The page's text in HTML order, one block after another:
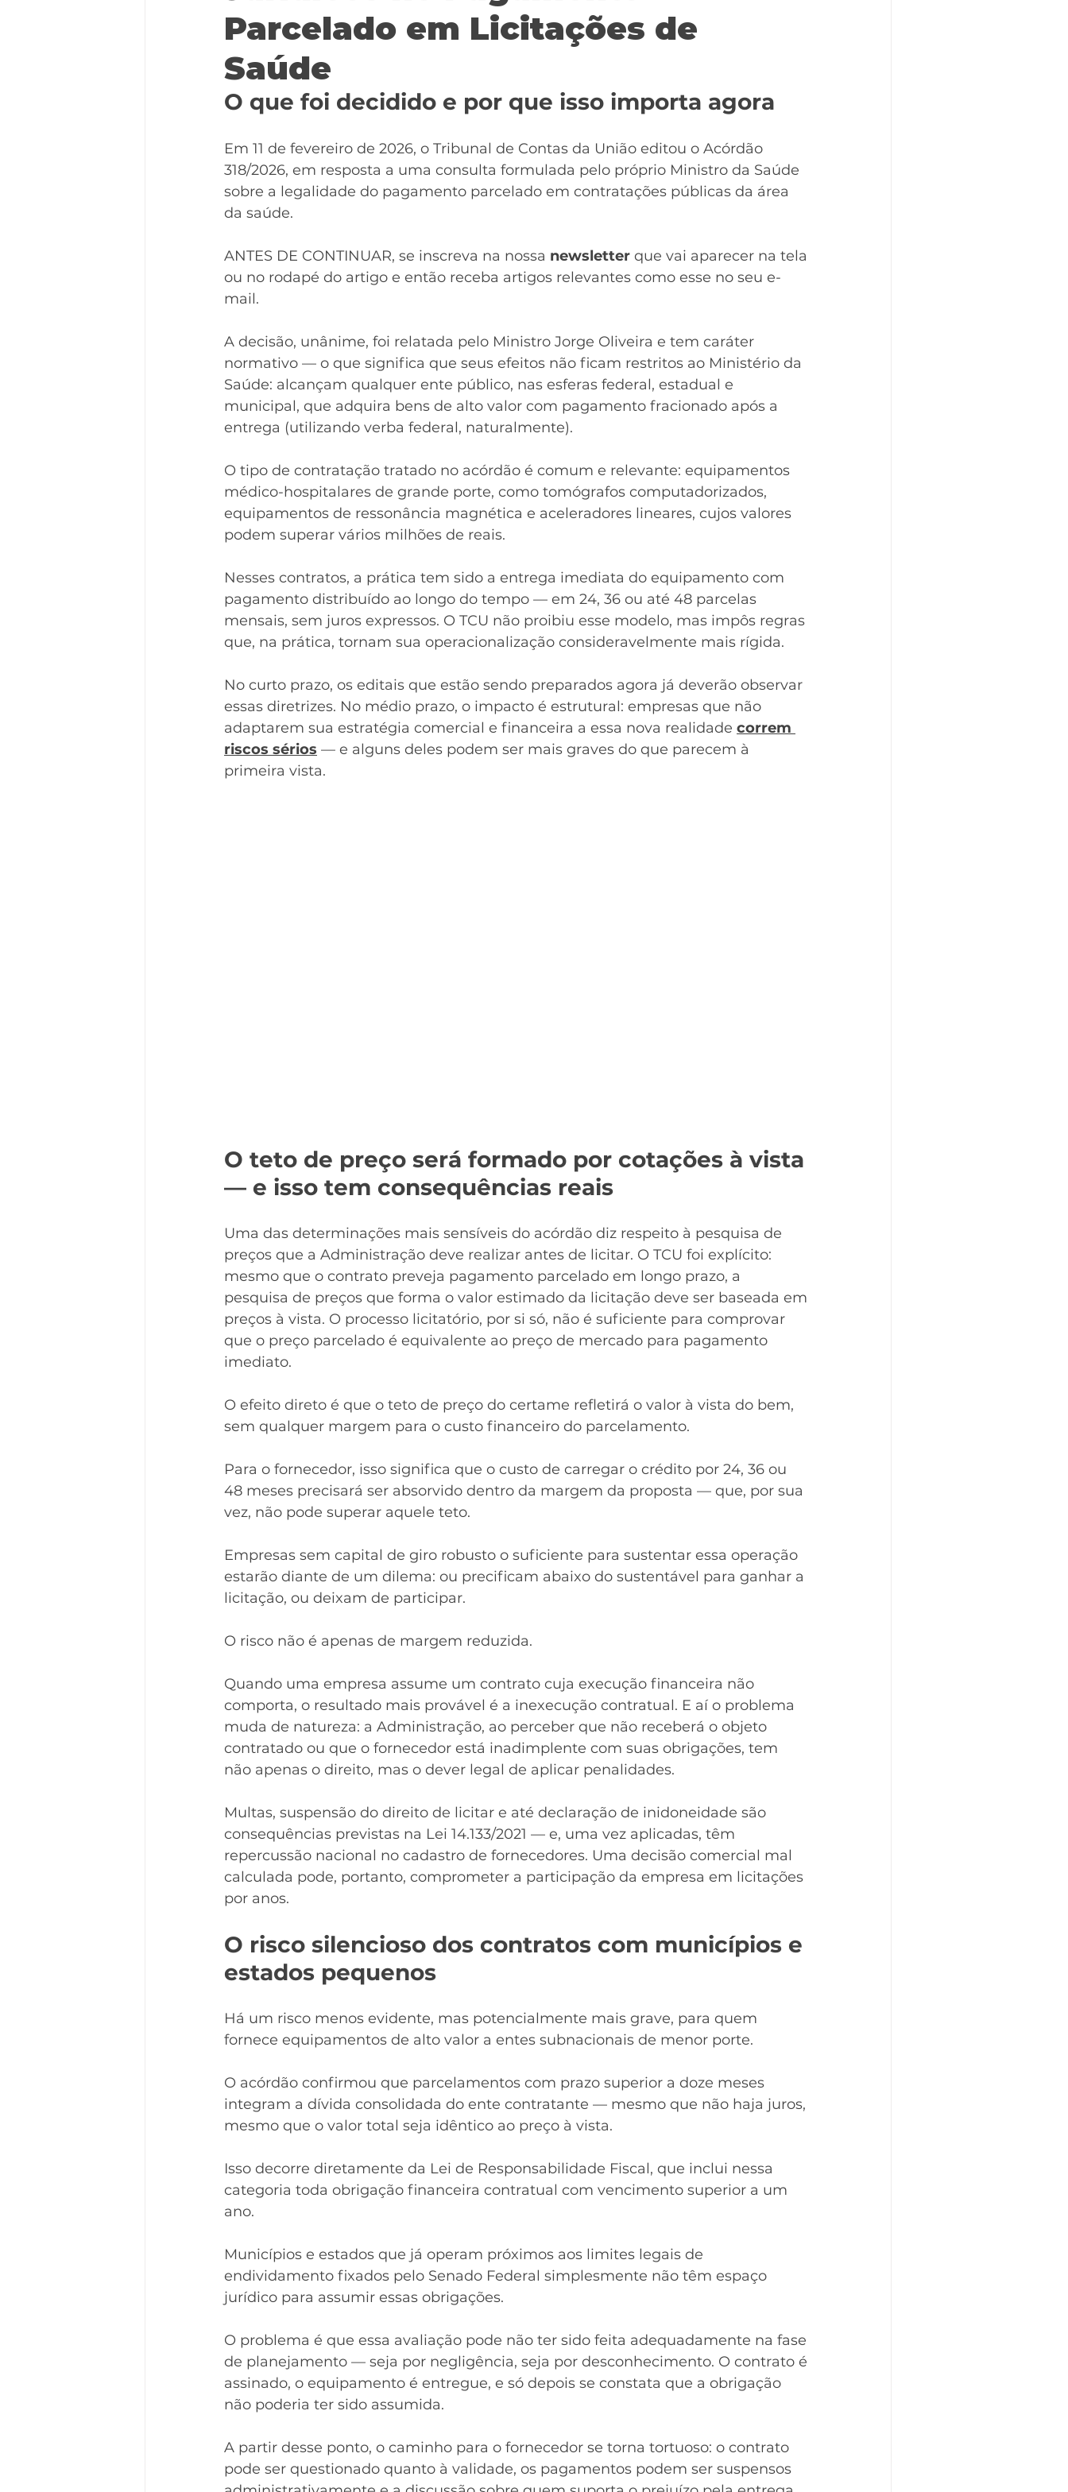
Parcelado em Licitações de
Saúde
O que foi decidido e por que isso importa agora
Em 11 de fevereiro de 2026, o Tribunal de Contas da União editou o Acórdão
318/2026, em resposta a uma consulta formulada pelo próprio Ministro da Saúde
sobre a legalidade do pagamento parcelado em contratações públicas da área
da saúde.
ANTES DE CONTINUAR, se inscreva na nossa newsletter que vai aparecer na tela
ou no rodapé do artigo e então receba artigos relevantes como esse no seu e-
mail.
A decisão, unânime, foi relatada pelo Ministro Jorge Oliveira e tem caráter
normativo — o que significa que seus efeitos não ficam restritos ao Ministério da
Saúde: alcançam qualquer ente público, nas esferas federal, estadual e
municipal, que adquira bens de alto valor com pagamento fracionado após a
entrega (utilizando verba federal, naturalmente).
O tipo de contratação tratado no acórdão é comum e relevante: equipamentos
médico-hospitalares de grande porte, como tomógrafos computadorizados,
equipamentos de ressonância magnética e aceleradores lineares, cujos valores
podem superar vários milhões de reais.
Nesses contratos, a prática tem sido a entrega imediata do equipamento com
pagamento distribuído ao longo do tempo — em 24, 36 ou até 48 parcelas
mensais, sem juros expressos. O TCU não proibiu esse modelo, mas impôs regras
que, na prática, tornam sua operacionalização consideravelmente mais rígida.
No curto prazo, os editais que estão sendo preparados agora já deverão observar
essas diretrizes. No médio prazo, o impacto é estrutural: empresas que não
adaptarem sua estratégia comercial e financeira a essa nova realidade correm
riscos sérios — e alguns deles podem ser mais graves do que parecem à
primeira vista.
O teto de preço será formado por cotações à vista
— e isso tem consequências reais
Uma das determinações mais sensíveis do acórdão diz respeito à pesquisa de
preços que a Administração deve realizar antes de licitar. O TCU foi explícito:
mesmo que o contrato preveja pagamento parcelado em longo prazo, a
pesquisa de preços que forma o valor estimado da licitação deve ser baseada em
preços à vista. O processo licitatório, por si só, não é suficiente para comprovar
que o preço parcelado é equivalente ao preço de mercado para pagamento
imediato.
O efeito direto é que o teto de preço do certame refletirá o valor à vista do bem,
sem qualquer margem para o custo financeiro do parcelamento.
Para o fornecedor, isso significa que o custo de carregar o crédito por 24, 36 ou
48 meses precisará ser absorvido dentro da margem da proposta — que, por sua
vez, não pode superar aquele teto.
Empresas sem capital de giro robusto o suficiente para sustentar essa operação
estarão diante de um dilema: ou precificam abaixo do sustentável para ganhar a
licitação, ou deixam de participar.
O risco não é apenas de margem reduzida.
Quando uma empresa assume um contrato cuja execução financeira não
comporta, o resultado mais provável é a inexecução contratual. E aí o problema
muda de natureza: a Administração, ao perceber que não receberá o objeto
contratado ou que o fornecedor está inadimplente com suas obrigações, tem
não apenas o direito, mas o dever legal de aplicar penalidades.
Multas, suspensão do direito de licitar e até declaração de inidoneidade são
consequências previstas na Lei 14.133/2021 — e, uma vez aplicadas, têm
repercussão nacional no cadastro de fornecedores. Uma decisão comercial mal
calculada pode, portanto, comprometer a participação da empresa em licitações
por anos.
O risco silencioso dos contratos com municípios e
estados pequenos
Há um risco menos evidente, mas potencialmente mais grave, para quem
fornece equipamentos de alto valor a entes subnacionais de menor porte.
O acórdão confirmou que parcelamentos com prazo superior a doze meses
integram a dívida consolidada do ente contratante — mesmo que não haja juros,
mesmo que o valor total seja idêntico ao preço à vista.
Isso decorre diretamente da Lei de Responsabilidade Fiscal, que inclui nessa
categoria toda obrigação financeira contratual com vencimento superior a um
ano.
Municípios e estados que já operam próximos aos limites legais de
endividamento fixados pelo Senado Federal simplesmente não têm espaço
jurídico para assumir essas obrigações.
O problema é que essa avaliação pode não ter sido feita adequadamente na fase
de planejamento — seja por negligência, seja por desconhecimento. O contrato é
assinado, o equipamento é entregue, e só depois se constata que a obrigação
não poderia ter sido assumida.
A partir desse ponto, o caminho para o fornecedor se torna tortuoso: o contrato
pode ser questionado quanto à validade, os pagamentos podem ser suspensos